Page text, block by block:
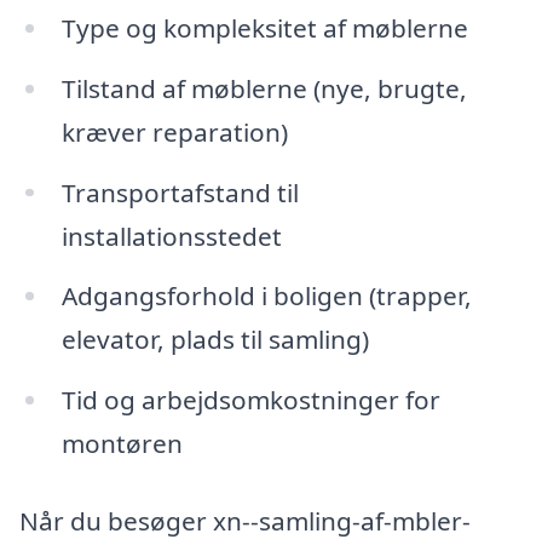
Type og kompleksitet af møblerne
Tilstand af møblerne (nye, brugte,
kræver reparation)
Transportafstand til
installationsstedet
Adgangsforhold i boligen (trapper,
elevator, plads til samling)
Tid og arbejdsomkostninger for
montøren
Når du besøger xn--samling-af-mbler-